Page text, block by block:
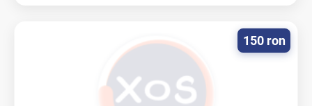
150 ron